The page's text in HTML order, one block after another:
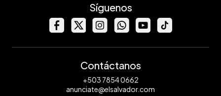
Síguenos
Contáctanos
+503 7854 0662
anunciate@elsalvador.com